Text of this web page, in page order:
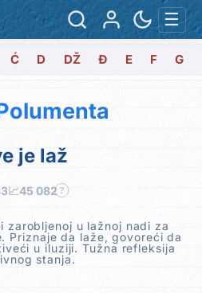
☰
Ć D DŽ Đ E F G
je laž
📈45 082 ?
zarobljenoj u lažnoj nadi za
Priznaje da laže, govoreći da
u iluziji. Tužna refleksija
stanja.